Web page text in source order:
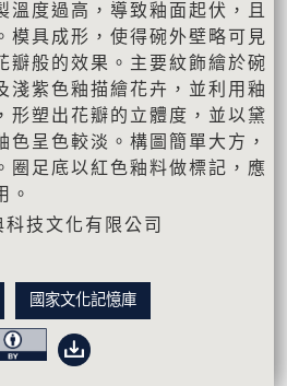
溫度過高，導致釉面起伏，且
模具成形，使得碗外壁略可見
瓣般的效果。主要紋飾繪於碗
淺紫色釉描繪花卉，並利用釉
形塑出花瓣的立體度，並以黛
色呈色較淡。構圖簡單大方，
圈足底以紅色釉料做標記，應
。
技文化有限公司
國家文化記憶庫